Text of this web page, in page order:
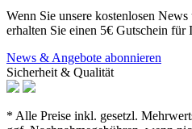
Wenn Sie unsere kostenlosen
erhalten Sie einen 5€ Gutschein für
News & Angebote abonnieren
Sicherheit & Qualität
* Alle Preise inkl. gesetzl.